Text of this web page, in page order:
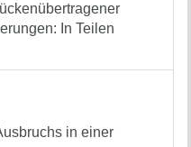
In Teilen
in einer